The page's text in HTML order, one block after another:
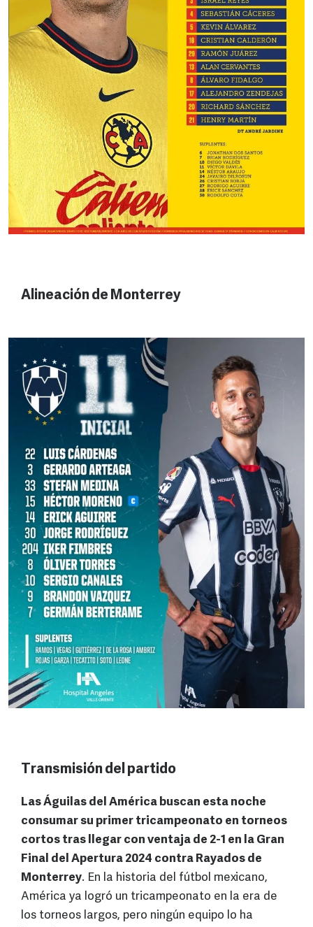
Alineación de Monterrey
Transmisión del partido
Las Águilas del América buscan esta noche
consumar su primer tricampeonato en torneos
cortos tras llegar con ventaja de 2-1 en la Gran
Final del Apertura 2024 contra Rayados de
Monterrey. En la historia del fútbol mexicano,
América ya logró un tricampeonato en la era de
los torneos largos, pero ningún equipo lo ha